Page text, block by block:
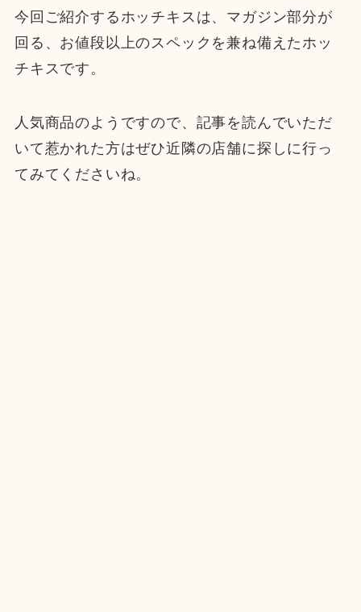
今回ご紹介するホッチキスは、マガジン部分が
回る、お値段以上のスペックを兼ね備えたホッ
チキスです。
人気商品のようですので、記事を読んでいただ
いて惹かれた方はぜひ近隣の店舗に探しに行っ
てみてくださいね。